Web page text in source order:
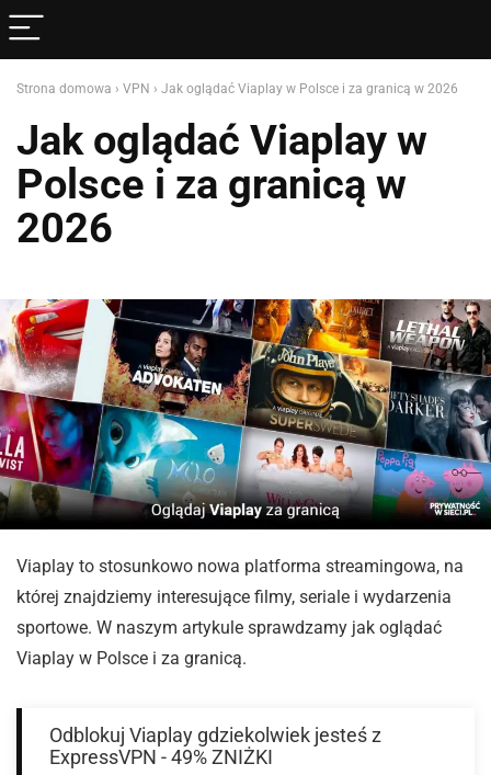
Strona domowa › VPN › Jak oglądać Viaplay w Polsce i za granicą w 2026
Jak oglądać Viaplay w
Polsce i za granicą w
2026
Viaplay to stosunkowo nowa platforma streamingowa, na
której znajdziemy interesujące filmy, seriale i wydarzenia
sportowe. W naszym artykule sprawdzamy jak oglądać
Viaplay w Polsce i za granicą.
Odblokuj Viaplay gdziekolwiek jesteś z
ExpressVPN - 49% ZNIŻKI